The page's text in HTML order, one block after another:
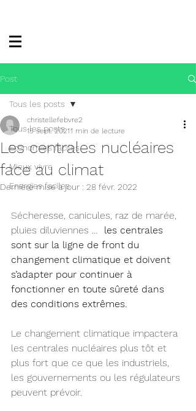
Post
Tous les posts
Economies faciles
Mieux vivre
Energies faciles
Tous les posts
Les centrales nucléaires
face au climat
christellefebvre2
15 sept. 20211 min de lecture
Dernière mise à jour : 28 févr. 2022
Sécheresse, canicules, raz de marée,
pluies diluviennes … les centrales
sont sur la ligne de front du
changement climatique et doivent
s’adapter pour continuer à
fonctionner en toute sûreté dans
des conditions extrêmes.
Le changement climatique impactera
les centrales nucléaires plus tôt et
plus fort que ce que les industriels,
les gouvernements ou les régulateurs
peuvent prévoir.